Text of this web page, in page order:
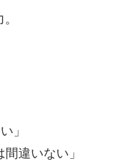
」
違いない」